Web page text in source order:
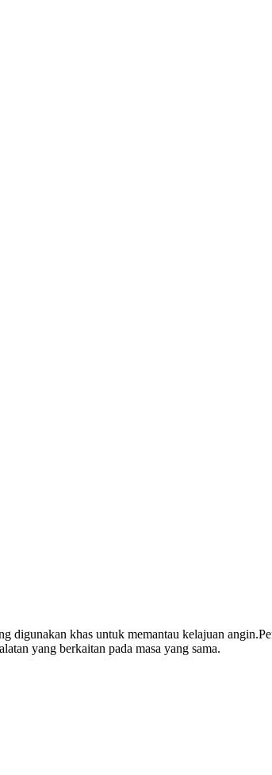
khas untuk memantau kelajuan
yang berkaitan pada masa yang sama.